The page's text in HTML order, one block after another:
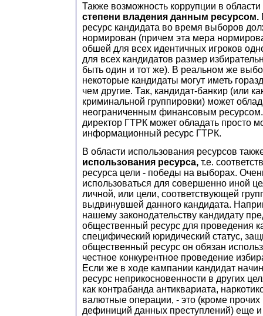
Также возможность коррупции в области
степени владения данным ресурсом.
ресурс кандидата во время выборов
нормирован (причем эта мера
обшей для всех идентичных игроков
для всех кандидатов размер
быть один и тот же). В реальном же
некоторые кандидаты могут иметь
чем другие. Так, кандидат-банкир (или
криминальной группировки) может
неограниченным финансовым
директор ГТРК может обладать просто
информационный ресурс ГТРК.
В области использования ресурсов
использования ресурса, т.е.
ресурса цели - победы на выборах.
использоваться для совершенно иной
личной, или цели, соответствующей
выдвинувшей данного кандидата.
нашему законодательству кандидату
общественный ресурс для проведения
специфический юридический статус,
общественный ресурс он обязан
честное конкурентное проведение
Если же в ходе кампании кандидат
ресурс неприкосновенности в других
как контрабанда антиквариата,
валютные операции, - это (кроме прочих
дефиниций данных преступлений) еще и